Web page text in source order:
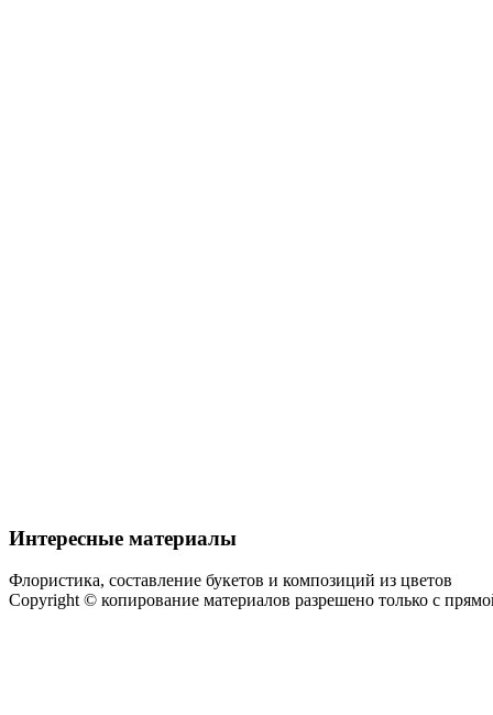
Интересные материалы
Флористика, составление букетов и композиций из цветов
Copyright © копирование материалов разрешено только с